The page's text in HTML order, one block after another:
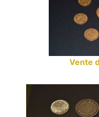
Vente